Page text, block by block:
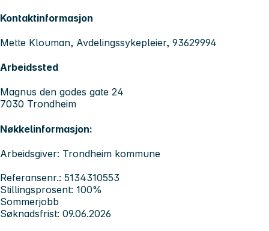
Kontaktinformasjon
Mette Klouman, Avdelingssykepleier, 93629994
Arbeidssted
Magnus den godes gate 24
7030 Trondheim
Nøkkelinformasjon:
Arbeidsgiver: Trondheim kommune
Referansenr.: 5134310553
Stillingsprosent: 100%
Sommerjobb
Søknadsfrist: 09.06.2026